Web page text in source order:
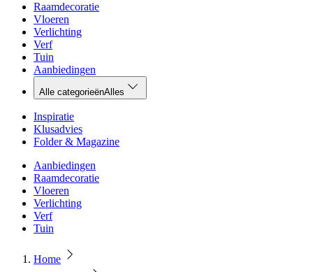
Raamdecoratie
Vloeren
Verlichting
Verf
Tuin
Aanbiedingen
Alle categorieënAlles
Inspiratie
Klusadvies
Folder & Magazine
Aanbiedingen
Raamdecoratie
Vloeren
Verlichting
Verf
Tuin
Home